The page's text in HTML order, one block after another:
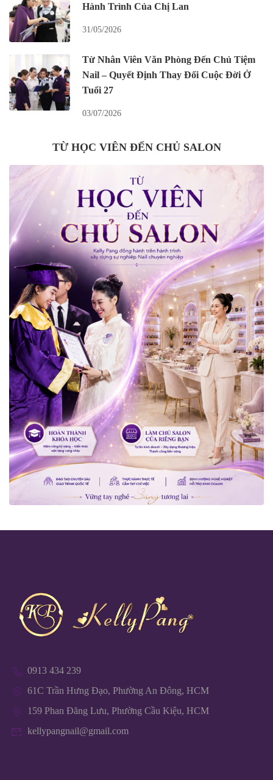
Hành Trình Của Chị Lan
31/05/2026
Từ Nhân Viên Văn Phòng Đến Chủ Tiệm
Nail – Quyết Định Thay Đổi Cuộc Đời Ở
Tuổi 27
03/07/2026
TỪ HỌC VIÊN ĐẾN CHỦ SALON
0913 434 239
61C Trần Hưng Đạo, Phường An Đông, HCM
159 Phan Đăng Lưu, Phường Cầu Kiệu, HCM
kellypangnail@gmail.com